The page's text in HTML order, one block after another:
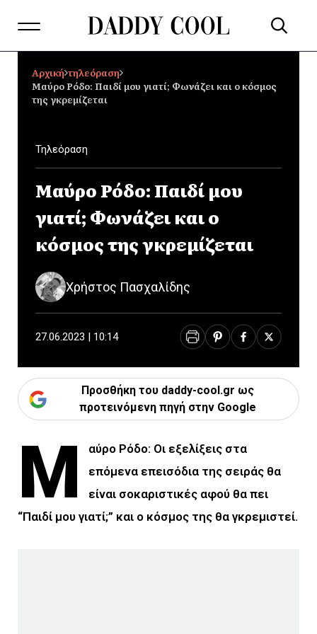
Αρχική τηλεόραση
Μαύρο Ρόδο: Παιδί μου γιατί; Φωνάζει και ο κόσμος
της γκρεμίζεται
Τηλεόραση
Μαύρο Ρόδο: Παιδί μου
γιατί; Φωνάζει και ο
κόσμος της γκρεμίζεται
Χρήστος Πασχαλίδης
27.06.2023 | 10:14
Προσθήκη του daddy-cool.gr ως
προτεινόμενη πηγή στην Google
Μ
αύρο Ρόδο: Οι εξελίξεις στα
επόμενα επεισόδια της σειράς θα
είναι σοκαριστικές αφού θα πει
“Παιδί μου γιατί;” και ο κόσμος της θα γκρεμιστεί.